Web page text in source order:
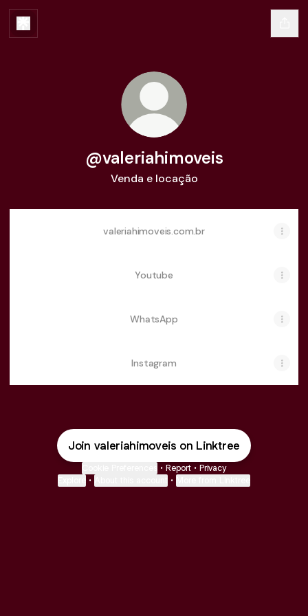
@valeriahimoveis
Venda e locação
valeriahimoveis.com.br
Youtube
WhatsApp
Instagram
Join valeriahimoveis on Linktree
• Report • Privacy
• •